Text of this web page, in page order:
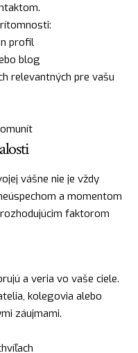
profil
blog
relevantných pre vašu
vášne nie je vždy
a momentom
faktorom
a veria vo vaše ciele.
kolegovia alebo
záujmami.